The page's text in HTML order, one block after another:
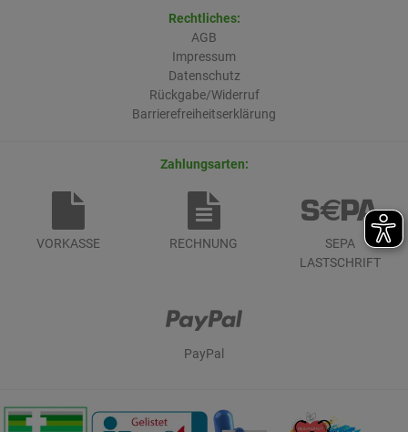
Rechtliches:
AGB
Impressum
Datenschutz
Rückgabe/Widerruf
Barrierefreiheitserklärung
Zahlungsarten:
VORKASSE RECHNUNG
SEPA
LASTSCHRIFT
PayPal